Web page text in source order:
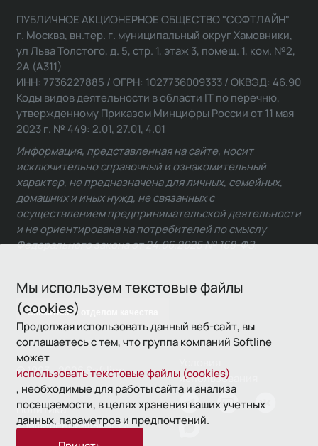
Мы используем текстовые файлы
(cookies)
Продолжая использовать данный веб-сайт, вы
соглашаетесь с тем, что группа компаний Softline
может
использовать текстовые файлы (cookies)
, необходимые для работы сайта и анализа
посещаемости, в целях хранения ваших учетных
данных, параметров и предпочтений.
Связаться с отделом качества
ПУБЛИЧНОЕ АКЦИОНЕРНОЕ ОБЩЕСТВО "СОФТЛАЙН"
г. Москва, вн.тер. г. муниципальный округ Хамовники,
ул Льва Толстого, д. 5, стр. 1, этаж 3, помещ. 1, ком. №2,
2А (А311)
ИНН: 7736227885 / ОГРН: 1027736009333 / ОКВЭД: 46.90
Коды видов деятельности в области IT по перечню,
утвержденному Приказом Минцифры России от 11 мая
2023 г. № 449: 2.01, 27.01, 4.01
Информация, представленная на сайте, носит
исключительно справочный и ознакомительный
характер, не предназначена для личных, семейных,
домашних и иных нужд, не связанных с
осуществлением предпринимательской деятельности
и не ориентирована на потребителей по смыслу
Федерального закона от 24.06.2025 № 168-ФЗ.
© 1993—2026 Softline
использования
Политика
конфиденциальности